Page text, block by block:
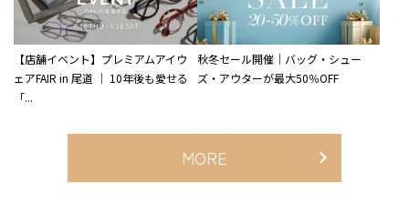
【店舗イベント】プレミアムアイウ
ェアFAIR in 尾道 ｜ 10年後も愛せる
「...
秋冬セール開催｜バッグ・シュー
ズ・アウターが最大50％OFF
MORE